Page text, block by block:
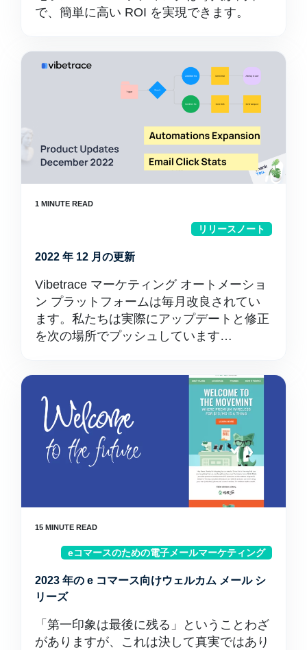
で、簡単に高い ROI を実現できます。
リリースノート
2022 年 12 月の更新
Vibetrace マーケティング オートメーショ
ン プラットフォームは毎月改良されてい
ます。私たちは実際にアップデートと修正
を次の場所でプッシュしています…
eコマースのための電子メールマーケティング
2023 年の e コマース向けウェルカム メール シ
リーズ
「第一印象は最後に残る」ということわざ
がありますが、これは決して真実ではあり